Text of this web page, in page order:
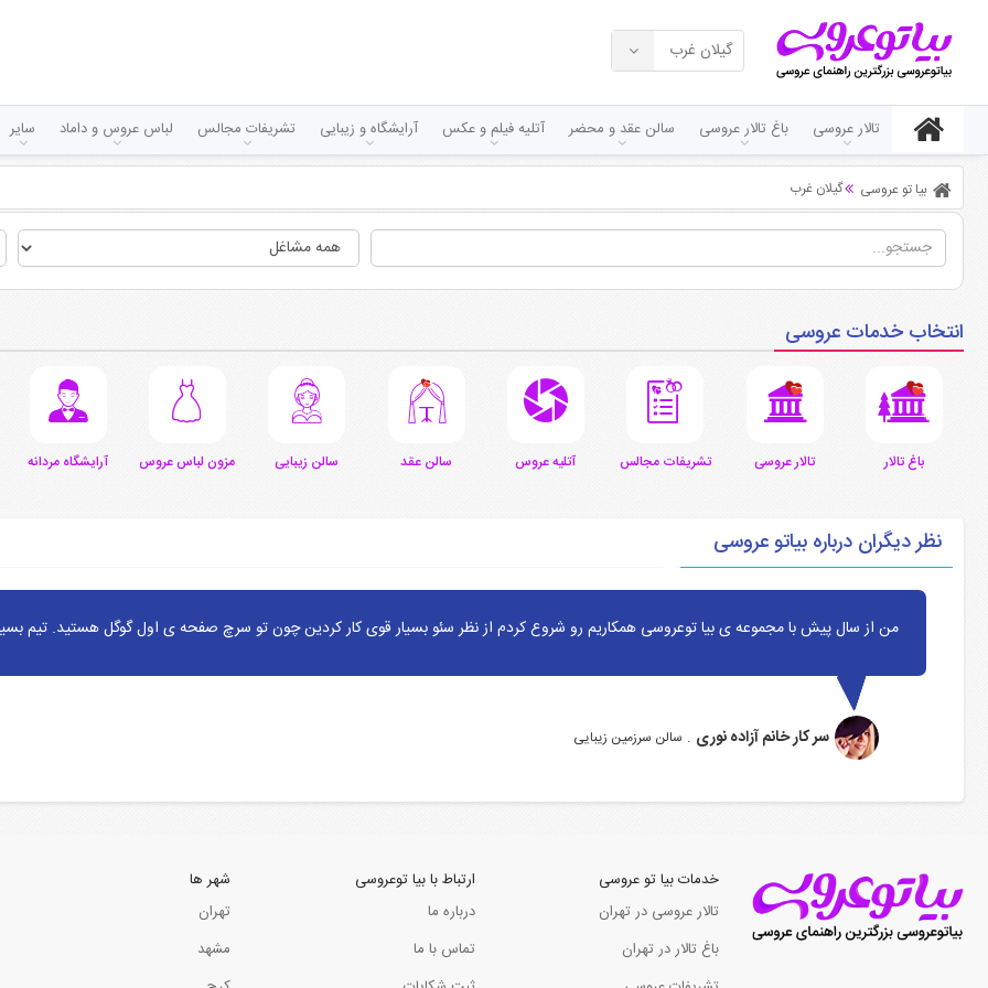
گیلان غرب
تالار عروسی باغ تالار عروسی سالن عقد و محضر آتلیه فیلم و عکس آرایشگاه و زیبایی تشریفات مجالس لباس عروس و داماد سایر
بیا تو عروسی گیلان غرب
انتخاب خدمات عروسی
باغ تالار تالار عروسی تشریفات مجالس آتلیه عروس سالن عقد سالن زیبایی مزون لباس عروس آرایشگاه مردانه
نظر دیگران درباره بیاتو عروسی
من از سال پیش با مجموعه ی بیا توعروسی همکاریم رو شروع کردم از نظر سئو بسیار قوی کار کردین چون تو سرچ صفحه ی اول گوگل هستید. تیم
سر کار خانم آزاده نوری . سالن سرزمین زیبایی
خدمات بیا تو عروسی
تالار عروسی در تهران
باغ تالار در تهران
ارتباط با بیا توعروسی
درباره ما
تماس با ما
شهر ها
تهران
مشهد